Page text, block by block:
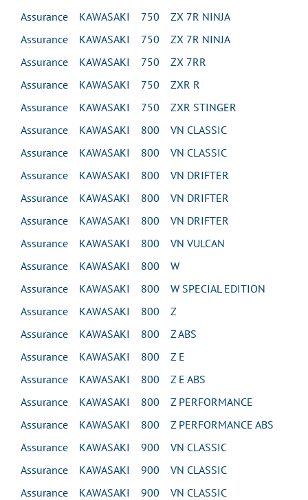
Assurance KAWASAKI 750 ZX 7R NINJA
Assurance KAWASAKI 750 ZX 7R NINJA
Assurance KAWASAKI 750 ZX 7RR
Assurance KAWASAKI 750 ZXR R
Assurance KAWASAKI 750 ZXR STINGER
Assurance KAWASAKI 800 VN CLASSIC
Assurance KAWASAKI 800 VN CLASSIC
Assurance KAWASAKI 800 VN DRIFTER
Assurance KAWASAKI 800 VN DRIFTER
Assurance KAWASAKI 800 VN DRIFTER
Assurance KAWASAKI 800 VN VULCAN
Assurance KAWASAKI 800 W
Assurance KAWASAKI 800 W SPECIAL EDITION
Assurance KAWASAKI 800 Z
Assurance KAWASAKI 800 Z ABS
Assurance KAWASAKI 800 Z E
Assurance KAWASAKI 800 Z E ABS
Assurance KAWASAKI 800 Z PERFORMANCE
Assurance KAWASAKI 800 Z PERFORMANCE ABS
Assurance KAWASAKI 900 VN CLASSIC
Assurance KAWASAKI 900 VN CLASSIC
Assurance KAWASAKI 900 VN CLASSIC